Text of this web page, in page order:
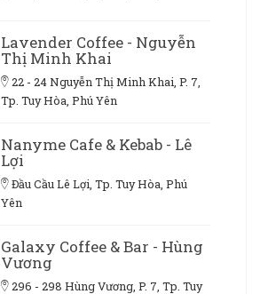
Lavender Coffee - Nguyễn
Thị Minh Khai
22 - 24 Nguyễn Thị Minh Khai, P. 7,
Tp. Tuy Hòa, Phú Yên
Nanyme Cafe & Kebab - Lê
Lợi
Đầu Cầu Lê Lợi, Tp. Tuy Hòa, Phú
Yên
Galaxy Coffee & Bar - Hùng
Vương
296 - 298 Hùng Vương, P. 7, Tp. Tuy